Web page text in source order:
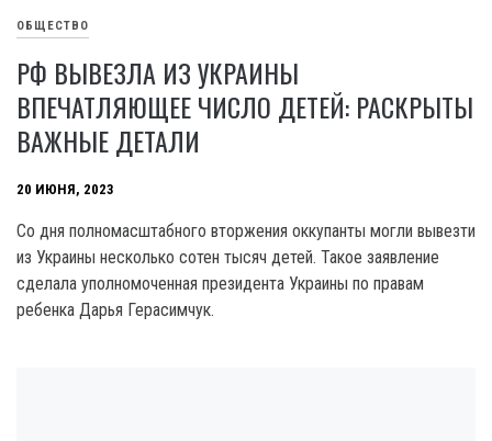
ОБЩЕСТВО
РФ ВЫВЕЗЛА ИЗ УКРАИНЫ
ВПЕЧАТЛЯЮЩЕЕ ЧИСЛО ДЕТЕЙ: РАСКРЫТЫ
ВАЖНЫЕ ДЕТАЛИ
20 ИЮНЯ, 2023
Со дня полномасштабного вторжения оккупанты могли вывезти
из Украины несколько сотен тысяч детей. Такое заявление
сделала уполномоченная президента Украины по правам
ребенка Дарья Герасимчук.